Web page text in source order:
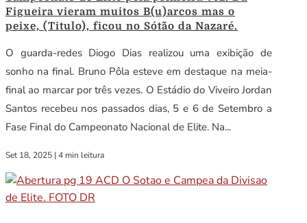
Figueira vieram muitos B(u)arcos mas o
peixe, (Titulo), ficou no Sótão da Nazaré.
O guarda-redes Diogo Dias realizou uma exibição de
sonho na final. Bruno Pôla esteve em destaque na meia-
final ao marcar por três vezes. O Estádio do Viveiro Jordan
Santos recebeu nos passados dias, 5 e 6 de Setembro a
Fase Final do Campeonato Nacional de Elite. Na...
Set 18, 2025 | 4 min leitura